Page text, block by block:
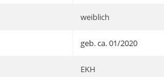
weiblich
geb. ca. 01/2020
EKH